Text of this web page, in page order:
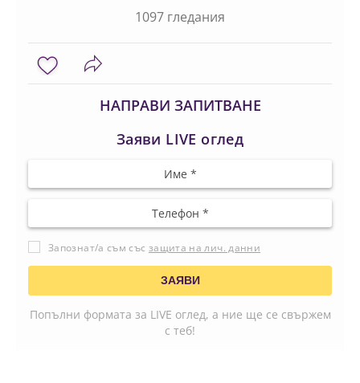
1097 гледания
НАПРАВИ ЗАПИТВАНЕ
Заяви LIVE оглед
Запознат/а съм със защита на лич. данни
Попълни формата за LIVE оглед, а ние ще се свържем
с теб!